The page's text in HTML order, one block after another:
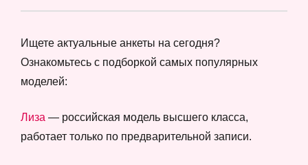
Ищете актуальные анкеты на сегодня?
Ознакомьтесь с подборкой самых популярных
моделей:
Лиза — российская модель высшего класса,
работает только по предварительной записи.